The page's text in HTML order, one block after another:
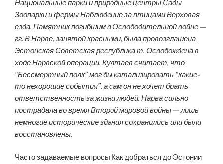
Национальные парки и природные центры Cады
Зоопарки и фермы Наблюдение за птицами Верховая
езда. Памятник погибшим в Освободительной войне —
гг. В Нарве, занятой красными, была провозглашена
Эстонская Советская республика т. Освобождена в
ходе Нарвской операции. Култаев считает, что
“Бессмертный полк” мог бы катализировать “какие-
то нехорошие события”, а сам он не хочет брать
ответственность за жизни людей. Нарва сильно
пострадала во время Второй мировой войны — лишь
немногие исторические здания сохранились или были
восстановлены.
Часто задаваемые вопросы Как добраться до Эстонии